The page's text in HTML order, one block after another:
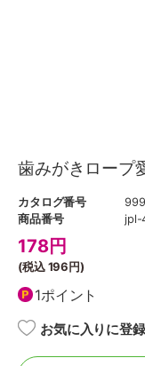
歯みがきロープ
カタログ番号
商品番号
jpl-
178円
(税込196円)
1ポイント
お気に入りに登